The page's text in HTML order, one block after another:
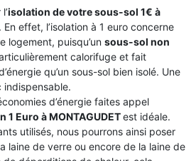
isolation de votre sous-sol 1€ à
En effet, l’isolation à 1 euro concerne
logement, puisqu’un sous-sol non
calorifuge et fait
qu’un sous-sol bien isolé. Une
indispensable.
d’énergie faites appel
1 Euro à MONTAGUDETest idéale.
utilisés, nous pourrons ainsi poser
laine de verre ou encore de la laine de